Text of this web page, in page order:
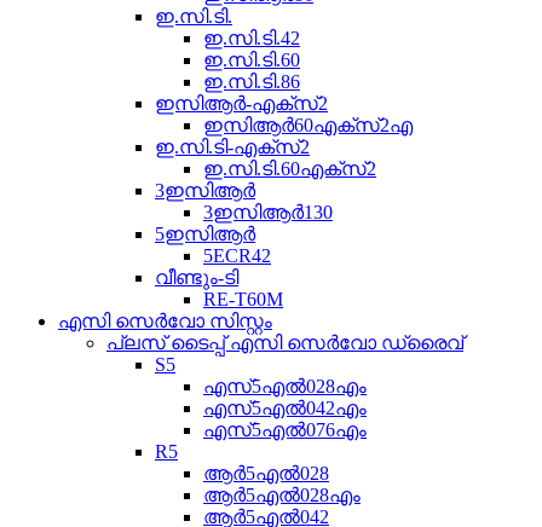
ഇ.സി.ടി.
ഇ.സി.ടി.42
ഇ.സി.ടി.60
ഇ.സി.ടി.86
ഇസിആർ-എക്സ്2
ഇസിആർ60എക്സ്2എ
ഇ.സി.ടി-എക്സ്2
ഇ.സി.ടി.60എക്സ്2
3ഇസിആർ
3ഇസിആർ130
5ഇസിആർ
5ECR42
വീണ്ടും-ടി
RE-T60M
എസി സെർവോ സിസ്റ്റം
പ്ലസ് ടൈപ്പ് എസി സെർവോ ഡ്രൈവ്
S5
എസ്5എൽ028എം
എസ്5എൽ042എം
എസ്5എൽ076എം
R5
ആർ5എൽ028
ആർ5എൽ028എം
ആർ5എൽ042